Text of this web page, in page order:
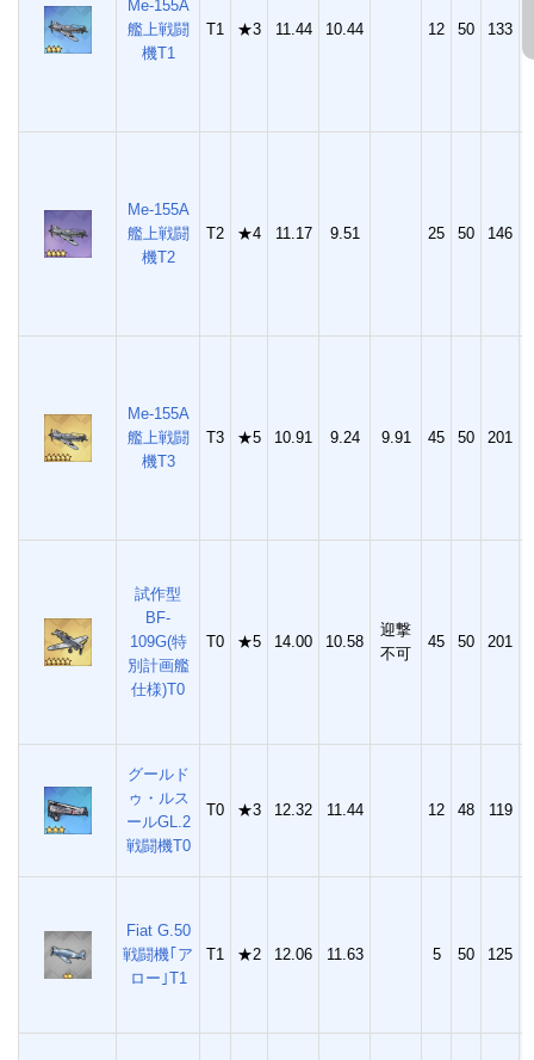
Me-155A
艦上戦闘
機T1
T1 ★3 11.44 10.44 12 50 133
Me-155A
艦上戦闘
機T2
T2 ★4 11.17 9.51 25 50 146
Me-155A
艦上戦闘
機T3
T3 ★5 10.91 9.24 9.91 45 50 201
試作型
BF-
109G(特
別計画艦
仕様)T0
T0 ★5 14.00 10.58
迎撃
不可
45 50 201
グールド
ゥ・ルス
ールGL.2
戦闘機T0
T0 ★3 12.32 11.44 12 48 119
Fiat G.50
戦闘機｢ア
ロー｣T1
T1 ★2 12.06 11.63 5 50 125